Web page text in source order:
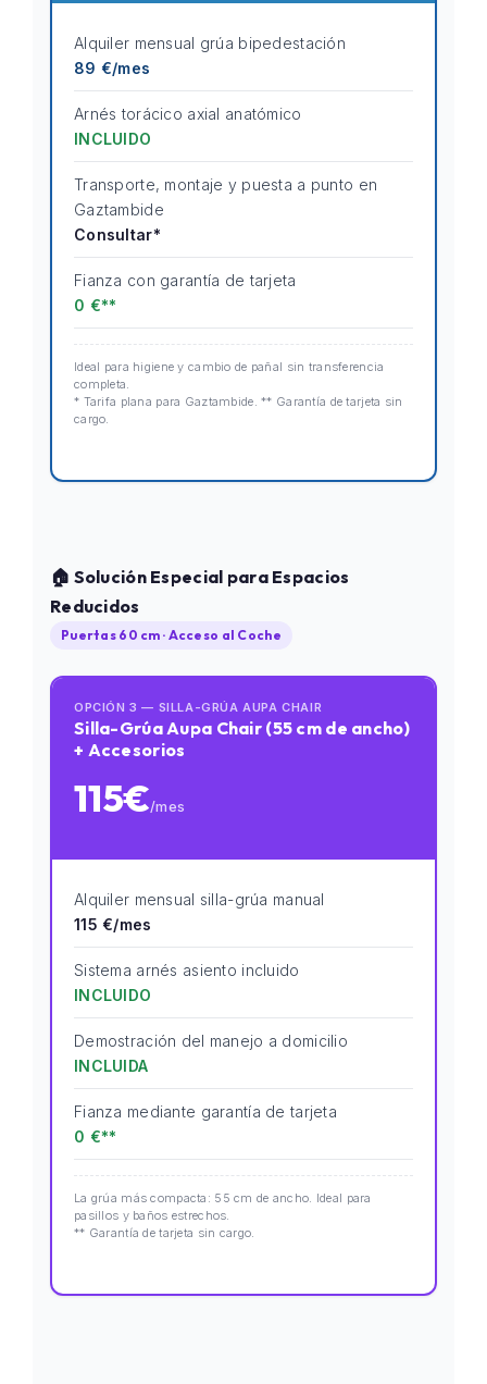
Alquiler mensual grúa bipedestación
89 €/mes
Arnés torácico axial anatómico
INCLUIDO
Transporte, montaje y puesta a punto en
Gaztambide
Consultar*
Fianza con garantía de tarjeta
0 €**
Ideal para higiene y cambio de pañal sin transferencia
completa.
* Tarifa plana para Gaztambide. ** Garantía de tarjeta sin
cargo.
🏠 Solución Especial para Espacios
Reducidos
Puertas 60 cm · Acceso al Coche
OPCIÓN 3 — SILLA-GRÚA AUPA CHAIR
Silla-Grúa Aupa Chair (55 cm de ancho)
+ Accesorios
115€/mes
Alquiler mensual silla-grúa manual
115 €/mes
Sistema arnés asiento incluido
INCLUIDO
Demostración del manejo a domicilio
INCLUIDA
Fianza mediante garantía de tarjeta
0 €**
La grúa más compacta: 55 cm de ancho. Ideal para
pasillos y baños estrechos.
** Garantía de tarjeta sin cargo.